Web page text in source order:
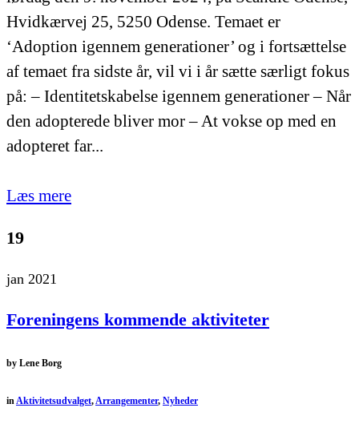
Hvidkærvej 25, 5250 Odense. Temaet er
‘Adoption igennem generationer’ og i fortsættelse
af temaet fra sidste år, vil vi i år sætte særligt fokus
på: – Identitetskabelse igennem generationer – Når
den adopterede bliver mor – At vokse op med en
adopteret far...
Læs mere
19
jan 2021
Foreningens kommende aktiviteter
by Lene Borg
inAktivitetsudvalget,Arrangementer, Nyheder